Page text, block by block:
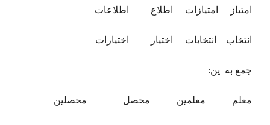
امتیاز امتیازات اطلاع اطلاعات
انتخاب انتخابات اختیار اختیارات
جمع به ین:
معلم معلمین محصل محصلین